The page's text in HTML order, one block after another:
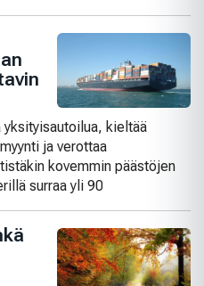
yksityisautoilua, kieltää
ja verottaa
kovemmin päästöjen
surraa yli 90